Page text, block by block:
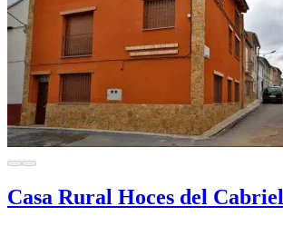
Casa Rural Hoces del Cabriel